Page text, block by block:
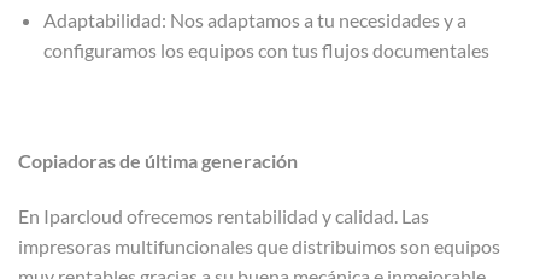
Adaptabilidad: Nos adaptamos a tu necesidades y a
configuramos los equipos con tus flujos documentales
Copiadoras de última generación
En Iparcloud ofrecemos rentabilidad y calidad. Las
impresoras multifuncionales que distribuimos son equipos